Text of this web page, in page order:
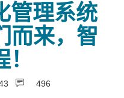
管理系统
而来，智
496